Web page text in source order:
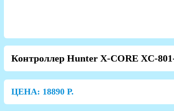
Контроллер Hunter X-CORE XC-
ЦЕНА: 18890 Р.